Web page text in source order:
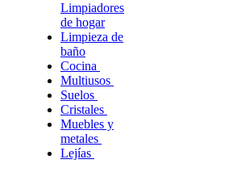
Limpiadores
de hogar
Limpieza de
baño
Cocina
Multiusos
Suelos
Cristales
Muebles y
metales
Lejías